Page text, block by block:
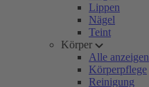
Lippen
Nägel
Teint
Körper
Alle anzeigen
Körperpflege
Reinigung